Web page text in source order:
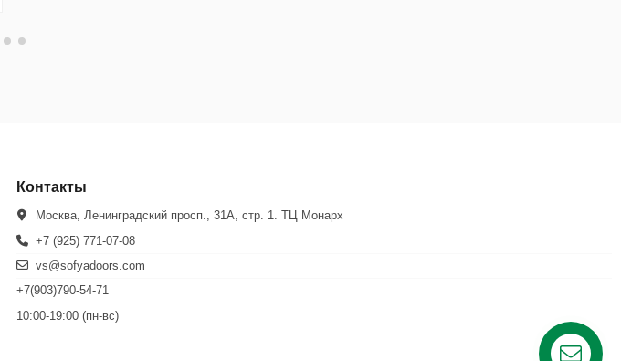
Контакты
Москва, Ленинградский просп., 31А, стр. 1. ТЦ Монарх
+7 (925) 771-07-08
vs@sofyadoors.com
+7(903)790-54-71
10:00-19:00 (пн-вс)